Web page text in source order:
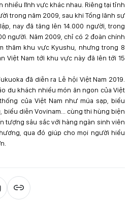
nhiều lĩnh vực khác nhau. Riêng tại tỉnh
trong năm 2009, sau khi Tổng lãnh sự
nay đã tăng lên 14.000 người, trong
người. Năm 2009, chỉ có 2 đoàn chính
thăm khu vực Kyushu, nhưng trong 8
Việt Nam tới khu vực này đã lên tới 15
đã diễn ra Lễ hội Việt Nam 2019.
du khách nhiều món ăn ngon của Việt
của Việt Nam như múa sạp, biểu
biểu diễn Vovinam... cùng thi hùng biện
tượng sâu sắc với hàng ngàn sinh viên
qua đó giúp cho mọi người hiểu